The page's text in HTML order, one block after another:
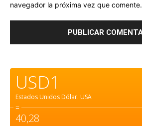
navegador la próxima vez que comente.
USD1
Estados Unidos Dólar. USA
=
40,28